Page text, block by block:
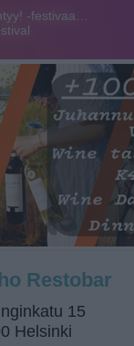
-festivaa…
Restobar
15
Helsinki